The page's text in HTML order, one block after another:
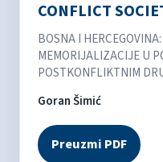
CONFLICT
BOSNA I
MEMORIJALIZACIJE U
POSTKONFLIKTNIM
Goran Šimić
Preuzmi PDF